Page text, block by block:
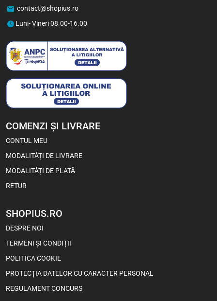
Viva Chips cu Aromă de Pui
50 g
3,70Lei
2,93Lei
1 buc Bax (24)
Cremă de Cacao și Ciocolată
4,55Lei
3,60Lei
1 buc Bax (18)
contact@shopius.ro
Luni- Vineri 08.00-16.00
COMENZI ȘI LIVRARE
CONTUL MEU
MODALITĂȚI DE LIVRARE
MODALITĂȚI DE PLATĂ
RETUR
SHOPIUS.RO
DESPRE NOI
TERMENI ȘI CONDIȚII
POLITICA COOKIE
PROTECȚIA DATELOR CU CARACTER PERSONAL
REGULAMENT CONCURS